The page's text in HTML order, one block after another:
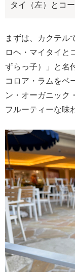
タイ（左）とコ
まずは、カクテル
ロヘ・マイタイと
ずらっ子）」と名
コロア・ラムをベ
ン・オーガニック
フルーティーな味